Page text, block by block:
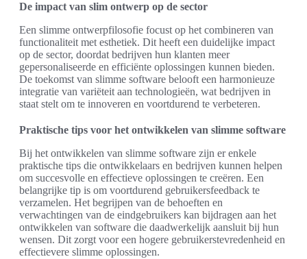
De impact van slim ontwerp op de sector
Een slimme ontwerpfilosofie focust op het combineren van
functionaliteit met esthetiek. Dit heeft een duidelijke impact
op de sector, doordat bedrijven hun klanten meer
gepersonaliseerde en efficiënte oplossingen kunnen bieden.
De toekomst van slimme software belooft een harmonieuze
integratie van variëteit aan technologieën, wat bedrijven in
staat stelt om te innoveren en voortdurend te verbeteren.
Praktische tips voor het ontwikkelen van slimme software
Bij het ontwikkelen van slimme software zijn er enkele
praktische tips die ontwikkelaars en bedrijven kunnen helpen
om succesvolle en effectieve oplossingen te creëren. Een
belangrijke tip is om voortdurend gebruikersfeedback te
verzamelen. Het begrijpen van de behoeften en
verwachtingen van de eindgebruikers kan bijdragen aan het
ontwikkelen van software die daadwerkelijk aansluit bij hun
wensen. Dit zorgt voor een hogere gebruikerstevredenheid en
effectievere slimme oplossingen.